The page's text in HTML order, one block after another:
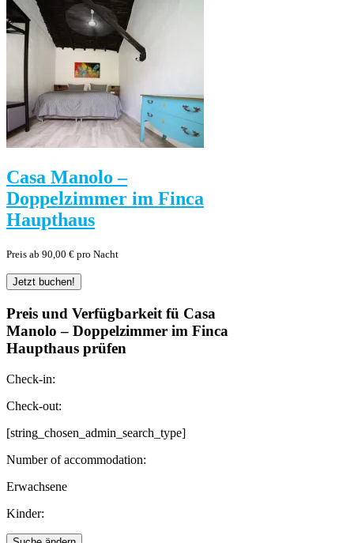
Casa Manolo –
Doppelzimmer im Finca
Haupthaus
Preis ab 90,00 € pro Nacht
Preis und Verfügbarkeit fü Casa
Manolo – Doppelzimmer im Finca
Haupthaus prüfen
Check-in:
Check-out:
[string_chosen_admin_search_type]
Number of accommodation:
Erwachsene
Kinder: